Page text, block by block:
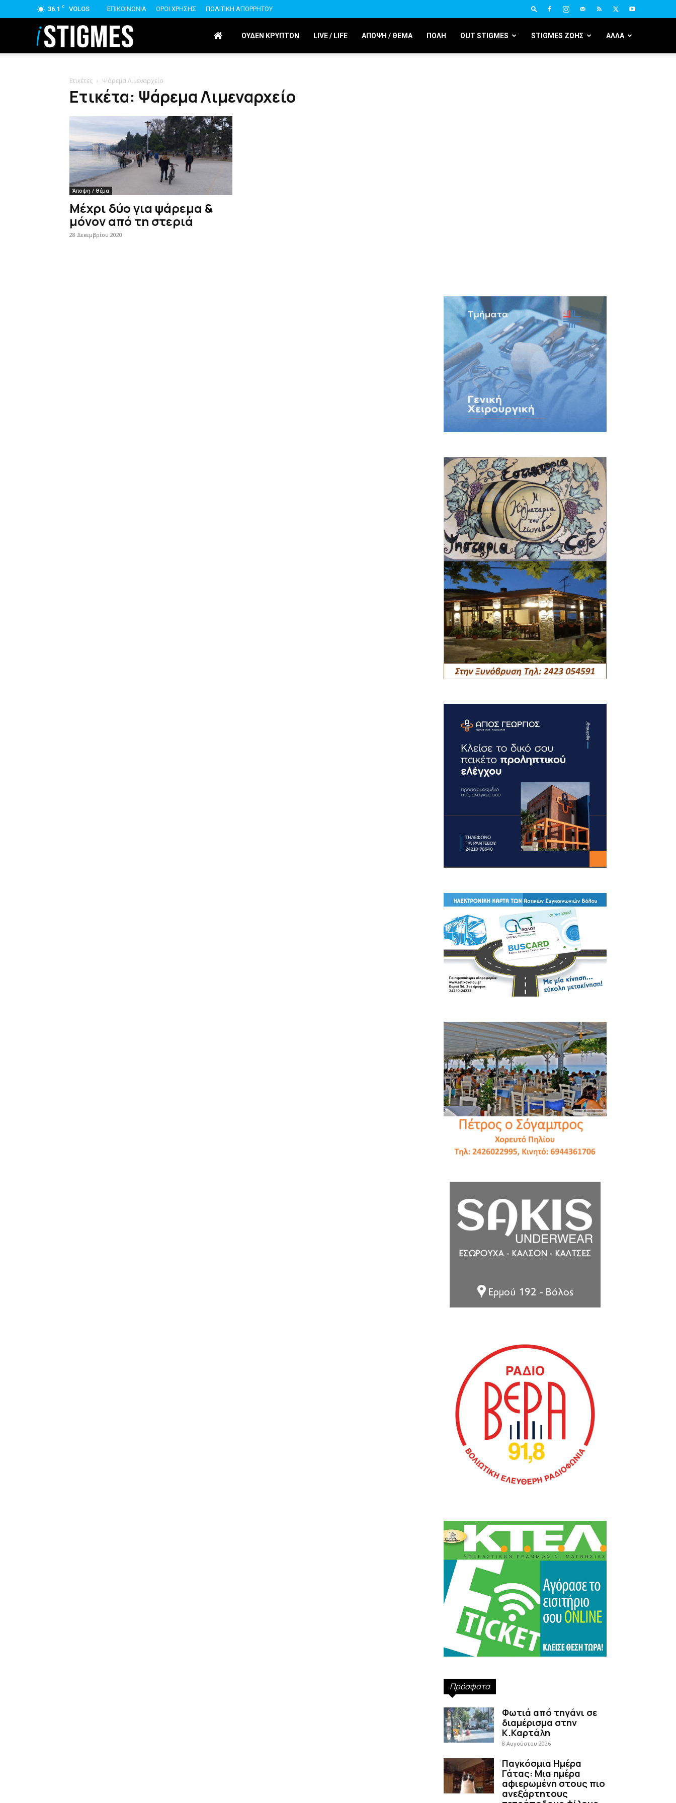
36.1 C VOLOS ΕΠΙΚΟΙΝΩΝΙΑ ΟΡΟΙ ΧΡΗΣΗΣ ΠΟΛΙΤΙΚΗ ΑΠΟΡΡΗΤΟΥ
istigmes ΟΥΔΕΝ ΚΡΥΠΤΟΝ LIVE / LIFE ΑΠΟΨΗ / ΘΕΜΑ ΠΟΛΗ OUT STIGMES STIGMES ΖΩΗΣ ΑΛΛΑ
Ετικέτες Ψάρεμα Λιμεναρχείο
Ετικέτα: Ψάρεμα Λιμεναρχείο
Άποψη / Θέμα
Μέχρι δύο για ψάρεμα &
μόνον από τη στεριά
28 Δεκεμβρίου 2020
Πρόσφατα
Φωτιά από τηγάνι σε
διαμέρισμα στην
Κ.Καρτάλη
8 Αυγούστου 2026
Παγκόσμια Ημέρα
Γάτας: Μια ημέρα
αφιερωμένη στους πιο
ανεξάρτητους